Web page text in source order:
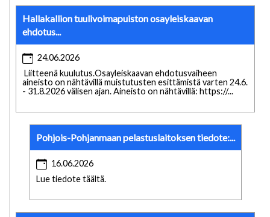
Hallakallion tuulivoimapuiston osayleiskaavan
ehdotus...
24.06.2026
Liitteenä kuulutus.Osayleiskaavan ehdotusvaiheen
aineisto on nähtävillä muistutusten esittämistä varten 24.6.
- 31.8.2026 välisen ajan. Aineisto on nähtävillä: https://...
Pohjois-Pohjanmaan pelastuslaitoksen tiedote:...
16.06.2026
Lue tiedote täältä.